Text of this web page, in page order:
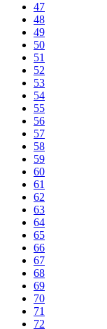
47
48
49
50
51
52
53
54
55
56
57
58
59
60
61
62
63
64
65
66
67
68
69
70
71
72